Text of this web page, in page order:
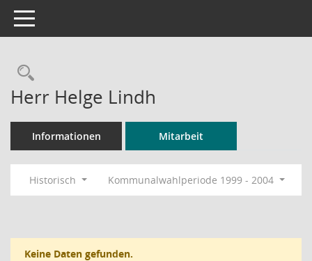
Toggle navigation
Rechercheauswahl
Herr Helge Lindh
Informationen Mitarbeit
Historisch Kommunalwahlperiode 1999 - 2004
Keine Daten gefunden.